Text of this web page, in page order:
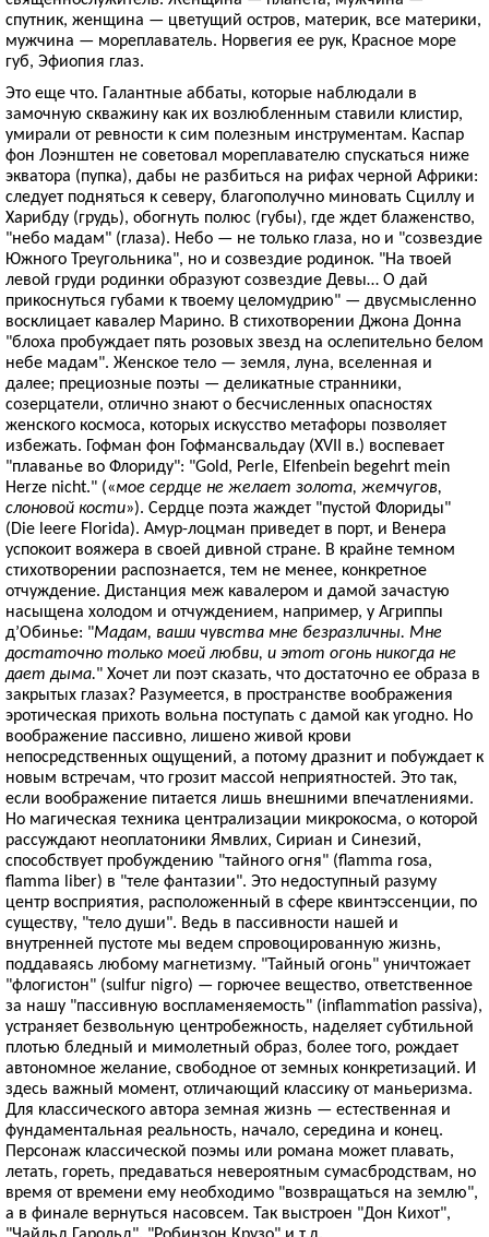
спутник, женщина — цветущий остров, материк, все материки,
мужчина — мореплаватель. Норвегия ее рук, Красное море
губ, Эфиопия глаз.
Это еще что. Галантные аббаты, которые наблюдали в
замочную скважину как их возлюбленным ставили клистир,
умирали от ревности к сим полезным инструментам. Каспар
фон Лоэнштен не советовал мореплавателю спускаться ниже
экватора (пупка), дабы не разбиться на рифах черной Африки:
следует подняться к северу, благополучно миновать Сциллу и
Харибду (грудь), обогнуть полюс (губы), где ждет блаженство,
"небо мадам" (глаза). Небо — не только глаза, но и "созвездие
Южного Треугольника", но и созвездие родинок. "На твоей
левой груди родинки образуют созвездие Девы… О дай
прикоснуться губами к твоему целомудрию" — двусмысленно
восклицает кавалер Марино. В стихотворении Джона Донна
"блоха пробуждает пять розовых звезд на ослепительно белом
небе мадам". Женское тело — земля, луна, вселенная и
далее; прециозные поэты — деликатные странники,
созерцатели, отлично знают о бесчисленных опасностях
женского космоса, которых искусство метафоры позволяет
избежать. Гофман фон Гофмансвальдау (XVII в.) воспевает
"плаванье во Флориду": "Gold, Perle, Elfenbein begehrt mein
Herze nicht." («мое сердце не желает золота, жемчугов,
слоновой кости»). Сердце поэта жаждет "пустой Флориды"
(Die leere Florida). Амур-лоцман приведет в порт, и Венера
успокоит вояжера в своей дивной стране. В крайне темном
стихотворении распознается, тем не менее, конкретное
отчуждение. Дистанция меж кавалером и дамой зачастую
насыщена холодом и отчуждением, например, у Агриппы
д’Обинье: "Мадам, ваши чувства мне безразличны. Мне
достаточно только моей любви, и этот огонь никогда не
дает дыма." Хочет ли поэт сказать, что достаточно ее образа в
закрытых глазах? Разумеется, в пространстве воображения
эротическая прихоть вольна поступать с дамой как угодно. Но
воображение пассивно, лишено живой крови
непосредственных ощущений, а потому дразнит и побуждает к
новым встречам, что грозит массой неприятностей. Это так,
если воображение питается лишь внешними впечатлениями.
Но магическая техника централизации микрокосма, о которой
рассуждают неоплатоники Ямвлих, Сириан и Синезий,
способствует пробуждению "тайного огня" (flamma rosa,
flamma liber) в "теле фантазии". Это недоступный разуму
центр восприятия, расположенный в сфере квинтэссенции, по
существу, "тело души". Ведь в пассивности нашей и
внутренней пустоте мы ведем спровоцированную жизнь,
поддаваясь любому магнетизму. "Тайный огонь" уничтожает
"флогистон" (sulfur nigro) — горючее вещество, ответственное
за нашу "пассивную воспламеняемость" (inflammation passiva),
устраняет безвольную центробежность, наделяет субтильной
плотью бледный и мимолетный образ, более того, рождает
автономное желание, свободное от земных конкретизаций. И
здесь важный момент, отличающий классику от маньеризма.
Для классического автора земная жизнь — естественная и
фундаментальная реальность, начало, середина и конец.
Персонаж классической поэмы или романа может плавать,
летать, гореть, предаваться невероятным сумасбродствам, но
время от времени ему необходимо "возвращаться на землю",
а в финале вернуться насовсем. Так выстроен "Дон Кихот",